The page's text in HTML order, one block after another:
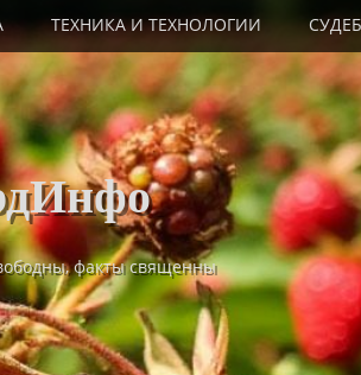
ТЕХНИКА И ТЕХНОЛОГИИ
факты священны